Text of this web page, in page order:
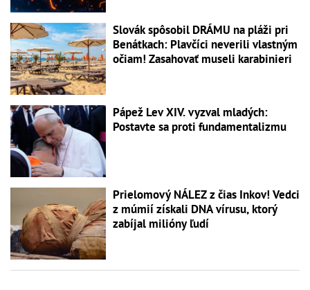
Slovák spôsobil DRÁMU na pláži pri
Benátkach: Plavčíci neverili vlastným
očiam! Zasahovať museli karabinieri
Pápež Lev XIV. vyzval mladých:
Postavte sa proti fundamentalizmu
Prielomový NÁLEZ z čias Inkov! Vedci
z múmií získali DNA vírusu, ktorý
zabíjal milióny ľudí